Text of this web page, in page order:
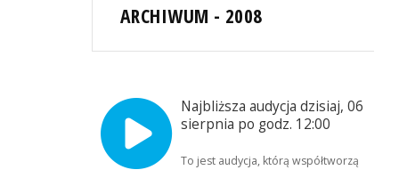
ARCHIWUM - 2008
Najbliższa audycja dzisiaj, 06
sierpnia po godz. 12:00
To jest audycja, którą współtworzą